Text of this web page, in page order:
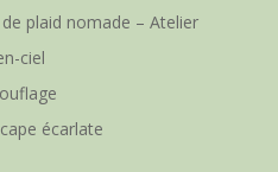
de plaid nomade – Atelier
ciel
écarlate